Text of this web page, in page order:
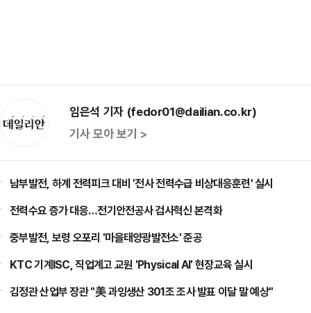
임은석 기자 (fedor01@dailian.co.kr)
기사 모아 보기 >
남부발전, 하계 전력피크 대비 '전사 전력수급 비상대응훈련' 실시
전력수요 증가 대응…전기안전공사 검사혁신 본격화
중부발전, 보령 오포리 '마을태양광발전소' 준공
KTC 기계ISC, 직업계고 교원 'Physical AI' 현장교육 실시
김정관 산업부 장관 "美 과잉생산 301조 조사 발표 이달 말 예상"